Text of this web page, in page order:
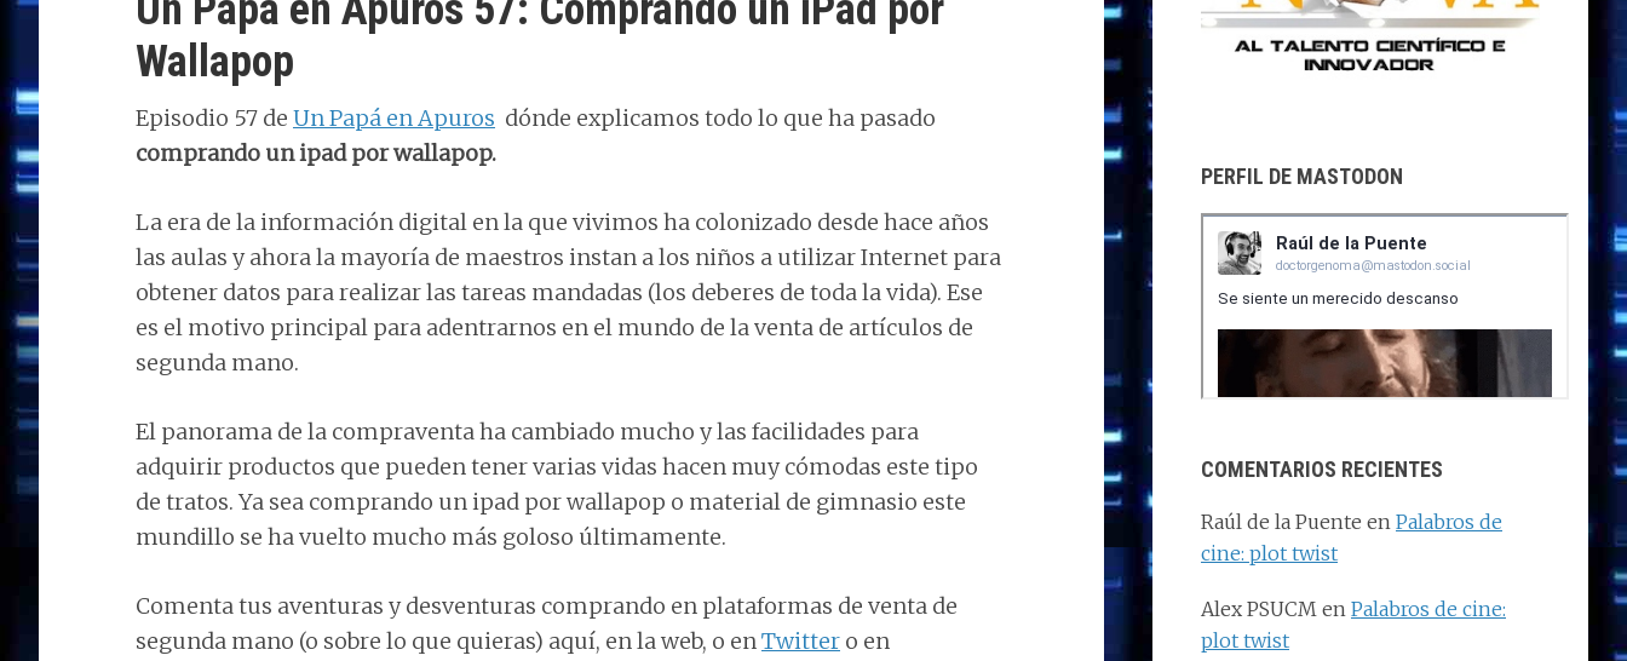
Wallapop
Un Papá en Apuros dónde explicamos todo lo que ha pasado
comprando un ipad por wallapop.
La era de la información digital en la que vivimos ha colonizado desde hace años
las aulas y ahora la mayoría de maestros instan a los niños a utilizar Internet para
obtener datos para realizar las tareas mandadas (los deberes de toda la vida). Ese
es el motivo principal para adentrarnos en el mundo de la venta de artículos de
segunda mano.
El panorama de la compraventa ha cambiado mucho y las facilidades para
adquirir productos que pueden tener varias vidas hacen muy cómodas este tipo
de tratos. Ya sea comprando un ipad por wallapop o material de gimnasio este
mundillo se ha vuelto mucho más goloso últimamente.
Comenta tus aventuras y desventuras comprando en plataformas de venta de
segunda mano (o sobre lo que quieras) aquí, en la web, o enTwitter o en
PERFIL DE MASTODON
COMENTARIOS RECIENTES
Raúl de la Puente en Palabros de
cine: plot twist
Alex PSUCM en Palabros de cine:
plot twist